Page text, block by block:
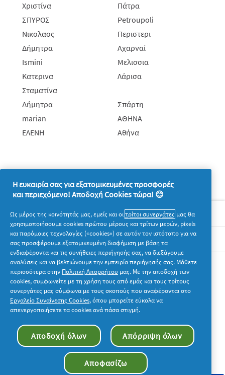
Χριστίνα
Πάτρα
ΣΠΥΡΟΣ
Petroupoli
Νικολαος
Περιστερι
Δήμητρα
Αχαρναί
Ismini
Μελισσια
Κατερινα
Λάρισα
Σταματίνα
Δήμητρα
Σπάρτη
marian
ΑΘΗΝΑ
ΕΛΕΝΗ
Αθήνα
Σχετικά με την P&G
Νομικά
Ακολουθήστε μας
© 2026 Procter & Gamble. Με την επιφύλαξη παντός
δικαιώματος. Η χρήση και η πρόσβαση στις πληροφορίες σε
αυτόν τον ιστότοπο υπόκειται στους όρους και τις προϋποθέσεις
που καθορίζονται στη νομική συμφωνία μας.
Η ευκαιρία σας για εξατομικευμένες προσφορές
και περιεχόμενο! Αποδοχή Cookies τώρα! 😊
Ως μέρος της κοινότητάς μας, εμείς και οιτρίτοι συνεργάτες μας θα
χρησιμοποιήσουμε cookies πρώτου μέρους και τρίτων μερών, pixels
και παρόμοιες τεχνολογίες («cookies») σε αυτόν τον ιστότοπο για να
σας προσφέρουμε εξατομικευμένη διαφήμιση με βάση τα
ενδιαφέροντα και τις συνήθειες περιήγησής σας, να διεξάγουμε
αναλύσεις και να βελτιώνουμε την εμπειρία περιήγησής σας. Μάθετε
περισσότερα στην Πολιτική Απορρήτου μας. Με την αποδοχή των
cookies, συμφωνείτε με τη χρήση τους από εμάς και τους τρίτους
συνεργάτες μας σύμφωνα με τους σκοπούς που αναφέρονται στο
Εργαλείο Συναίνεσης Cookies, όπου μπορείτε εύκολα να
απενεργοποιήσετε τα cookies ανά πάσα στιγμή.
Αποδοχή όλων Απόρριψη όλων
Αποφασίζω